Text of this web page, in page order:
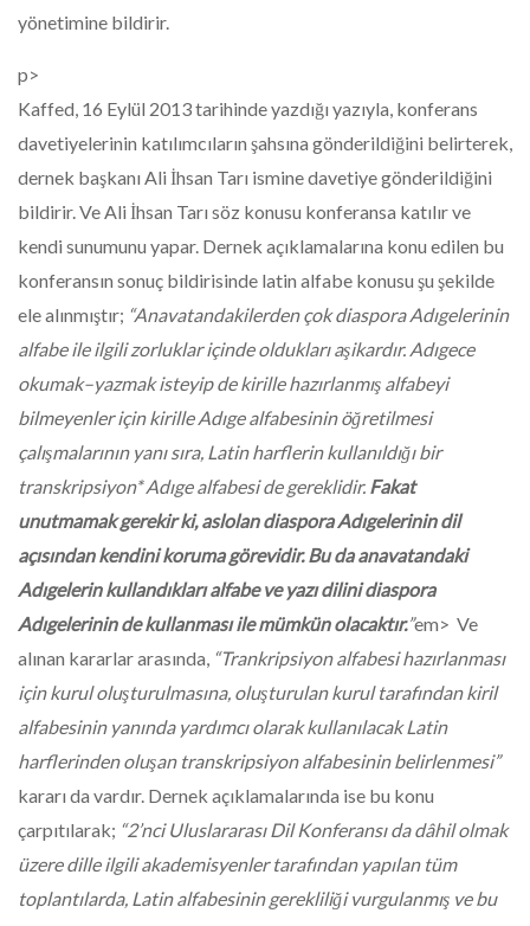
yönetimine bildirir.
p>
Kaffed, 16 Eylül 2013 tarihinde yazdığı yazıyla, konferans
davetiyelerinin katılımcıların şahsına gönderildiğini belirterek,
dernek başkanı Ali İhsan Tarı ismine davetiye gönderildiğini
bildirir. Ve Ali İhsan Tarı söz konusu konferansa katılır ve
kendi sunumunu yapar. Dernek açıklamalarına konu edilen bu
konferansın sonuç bildirisinde latin alfabe konusu şu şekilde
ele alınmıştır; “Anavatandakilerden çok diaspora Adıgelerinin
alfabe ile ilgili zorluklar içinde oldukları aşikardır. Adıgece
okumak–yazmak isteyip de kirille hazırlanmış alfabeyi
bilmeyenler için kirille Adıge alfabesinin öğretilmesi
çalışmalarının yanı sıra, Latin harflerin kullanıldığı bir
transkripsiyon* Adıge alfabesi de gereklidir. Fakat
unutmamak gerekir ki, aslolan diaspora Adıgelerinin dil
açısından kendini koruma görevidir. Bu da anavatandaki
Adıgelerin kullandıkları alfabe ve yazı dilini diaspora
Adıgelerinin de kullanması ile mümkün olacaktır.”em> Ve
alınan kararlar arasında, “Trankripsiyon alfabesi hazırlanması
için kurul oluşturulmasına, oluşturulan kurul tarafından kiril
alfabesinin yanında yardımcı olarak kullanılacak Latin
harflerinden oluşan transkripsiyon alfabesinin belirlenmesi”
kararı da vardır. Dernek açıklamalarında ise bu konu
çarpıtılarak; “2’nci Uluslararası Dil Konferansı da dâhil olmak
üzere dille ilgili akademisyenler tarafından yapılan tüm
toplantılarda, Latin alfabesinin gerekliliği vurgulanmış ve bu